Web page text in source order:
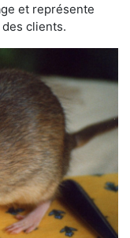
et représente
clients.